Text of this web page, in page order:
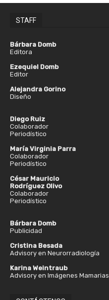
STAFF
Bárbara Domb
Editora
Ezequiel Domb
Editor
Alejandra Gorino
Diseño
Diego Ruiz
Colaborador
Periodístico
María Virginia Parra
Colaborador
Periodístico
César Mauricio
Rodríguez Olivo
Colaborador
Periodístico
Bárbara Domb
Publicidad
Cristina Besada
Advisory en Neurorradiología
Karina Weintraub
Advisory en Imágenes Mamarias